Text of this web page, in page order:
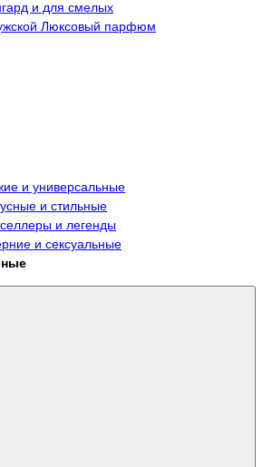
и для смелых
Люксовый парфюм
и универсальные
и стильные
и легенды
и сексуальные